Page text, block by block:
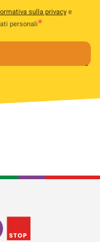
sulla privacye
personali